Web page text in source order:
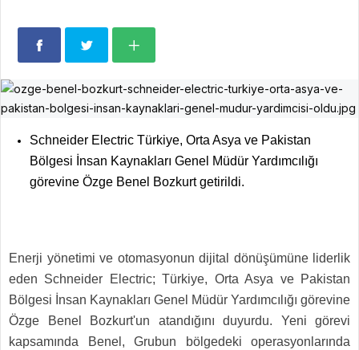
Schneider Electric Türkiye, Orta Asya ve Pakistan
Bölgesi İnsan Kaynakları Genel Müdür Yardımcılığı
görevine Özge Benel Bozkurt getirildi.
Enerji yönetimi ve otomasyonun dijital dönüşümüne liderlik
eden Schneider Electric; Türkiye, Orta Asya ve Pakistan
Bölgesi İnsan Kaynakları Genel Müdür Yardımcılığı görevine
Özge Benel Bozkurt'un atandığını duyurdu. Yeni görevi
kapsamında Benel, Grubun bölgedeki operasyonlarında